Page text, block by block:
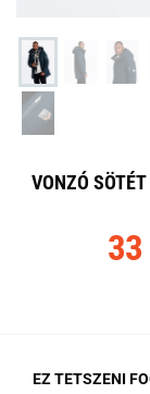
VONZÓ
EZ TETSZENI